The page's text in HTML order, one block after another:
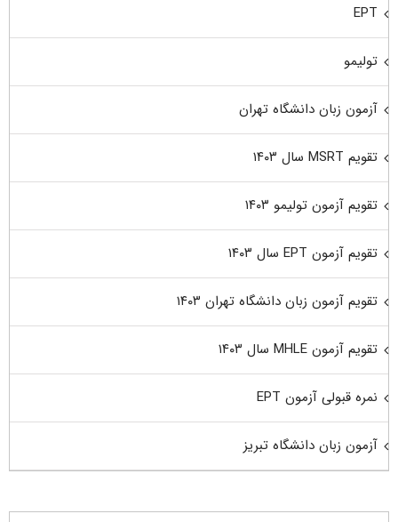
EPT
تولیمو
آزمون زبان دانشگاه تهران
تقویم MSRT سال ۱۴۰۳
تقویم آزمون تولیمو ۱۴۰۳
تقویم آزمون EPT سال ۱۴۰۳
تقویم آزمون زبان دانشگاه تهران ۱۴۰۳
تقویم آزمون MHLE سال ۱۴۰۳
نمره قبولی آزمون EPT
آزمون زبان دانشگاه تبریز